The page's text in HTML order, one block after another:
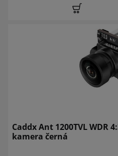
Caddx Ant 1200TVL WDR
kamera černá